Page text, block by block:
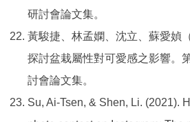
研討會論文集。
黃駿捷、林孟嫻、沈立、蘇愛媜
探討盆栽屬性對可愛感之影響。
討會論文集。
Su, Ai-Tsen, & Shen, Li. (2021).